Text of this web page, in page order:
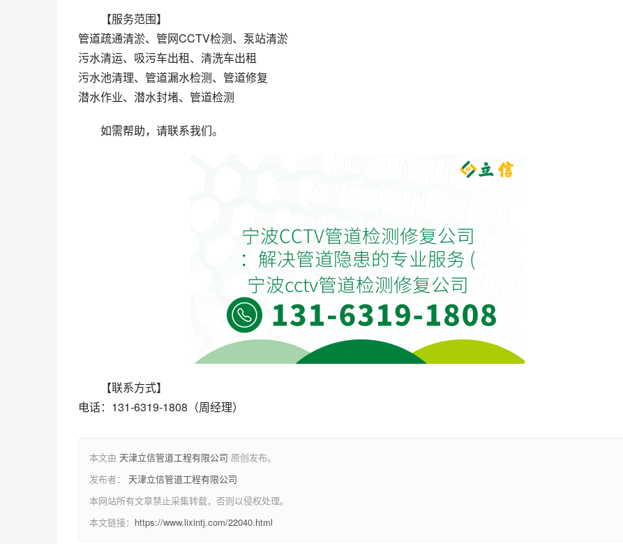
【服务范围】
管道疏通清淤、管网CCTV检测、泵站清淤
污水清运、吸污车出租、清洗车出租
污水池清理、管道漏水检测、管道修复
潜水作业、潜水封堵、管道检测
如需帮助，请联系我们。
【联系方式】
电话：131-6319-1808（周经理）
本文由 天津立信管道工程有限公司 原创发布。
发布者： 天津立信管道工程有限公司
本网站所有文章禁止采集转载，否则以侵权处理。
本文链接： https://www.lixintj.com/22040.html